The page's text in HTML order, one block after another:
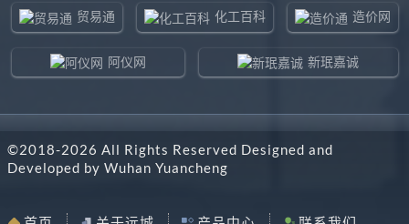
贸易通 化工百科 造价网
阿仪网 新珉嘉诚
东北制造网 药智通
©2018-2026 All Rights Reserved Designed and
Developed by Wuhan Yuancheng